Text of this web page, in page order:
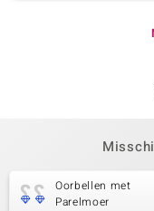
Oorbellen met
Parelmoer